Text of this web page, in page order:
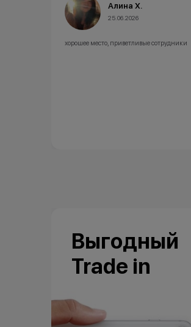
Алина Х.
25.06.2026
хорошее место, приветливые сотрудники
Выгодный
Trade in